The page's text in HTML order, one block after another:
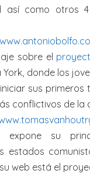
así como otros
sobre el
York, donde los
sus primeros
conflictivos de la
expone su
estados
web está el